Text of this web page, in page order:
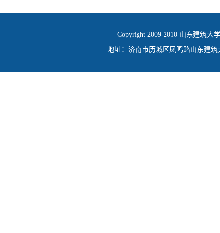
Copyright 2009-2010 山东建筑大
地址：济南市历城区凤鸣路山东建